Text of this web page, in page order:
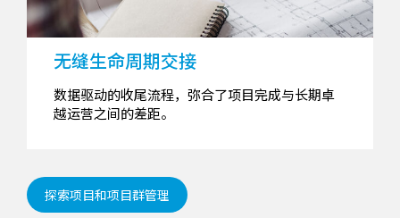
无缝生命周期交接
数据驱动的收尾流程，弥合了项目完成与长期卓
越运营之间的差距。
探索项目和项目群管理